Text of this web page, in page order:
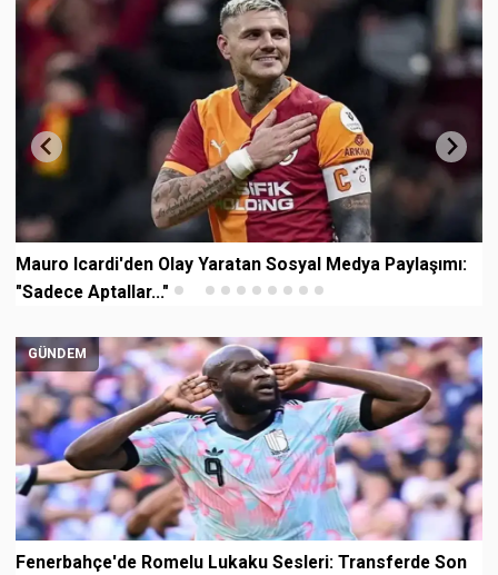
Mauro Icardi'den Olay Yaratan Sosyal Medya Paylaşımı:
"Sadece Aptallar..."
GÜNDEM
Fenerbahçe'de Romelu Lukaku Sesleri: Transferde Son